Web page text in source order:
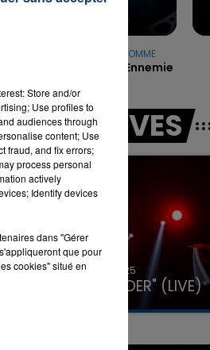
7h00 - 12h00
LA TEAM DU WEEK-
STROMAE & POMME
Ma Meilleure Ennemie
LES LIVES
31 janvier 2025
GIMS "SPIDER" (LIVE)
Store and/or
Use profiles to
audiences through
content; Use
fraud, and fix errors;
process personal
actively
Identify devices
dans "Gérer
que pour
cookies" situé en